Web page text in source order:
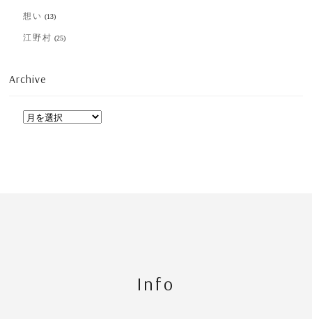
想い (13)
江野村 (25)
Archive
Info